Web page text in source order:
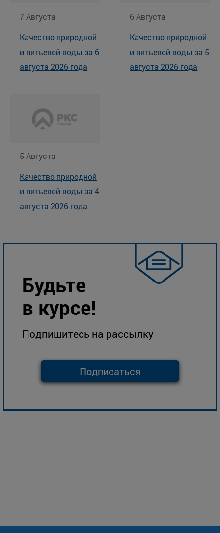
Будьте
в курсе!
Подпишитесь на рассылку
Подписаться
7 Августа
Качество природной
и питьевой воды за 6
августа 2026 года
6 Августа
Качество природной
и питьевой воды за 5
августа 2026 года
5 Августа
Качество природной
и питьевой воды за 4
августа 2026 года